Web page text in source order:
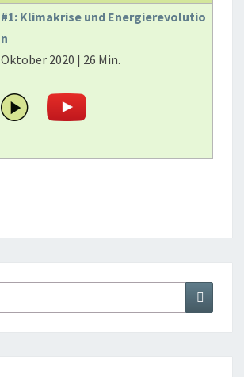
#1: Klimakrise und Energierevolutio
n
Oktober 2020 | 26 Min.
Suchen